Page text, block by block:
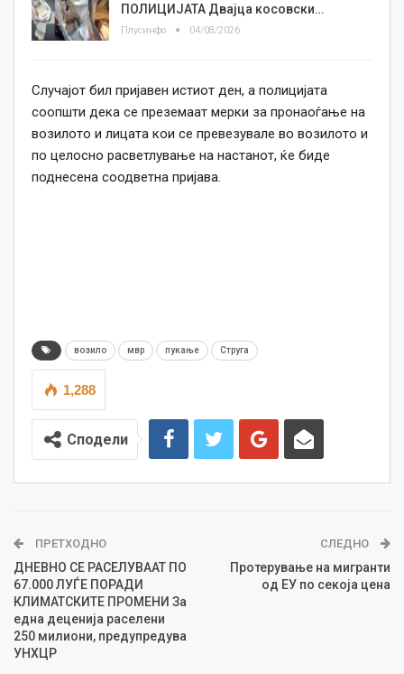
ПОЛИЦИЈАТА Двајца косовски…
Плусинфо 04/08/2026
Случајот бил пријавен истиот ден, а полицијата
соопшти дека се преземаат мерки за пронаоѓање на
возилото и лицата кои се превезувале во возилото и
по целосно расветлување на настанот, ќе биде
поднесена соодветна пријава.
возило мвр пукање Струга
1,288
Сподели
ПРЕТХОДНО
ДНЕВНО СЕ РАСЕЛУВААТ ПО
67.000 ЛУЃЕ ПОРАДИ
КЛИМАТСКИТЕ ПРОМЕНИ За
една деценија раселени
250 милиони, предупредува
УНХЦР
СЛЕДНО
Протерување на мигранти
од ЕУ по секоја цена